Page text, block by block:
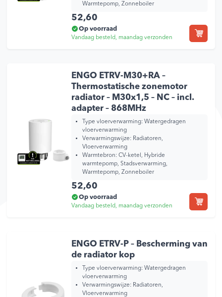
Warmtepomp, Zonneboiler
52,60
Op voorraad
Vandaag besteld, maandag verzonden
ENGO ETRV-M30+RA –
Thermostatische zonemotor
radiator – M30x1,5 – NC – incl.
adapter – 868MHz
Type vloerverwarming: Watergedragen
vloerverwarming
Verwarmingswijze: Radiatoren,
Vloerverwarming
Warmtebron: CV-ketel, Hybride
warmtepomp, Stadsverwarming,
Warmtepomp, Zonneboiler
52,60
Op voorraad
Vandaag besteld, maandag verzonden
ENGO ETRV-P – Bescherming van
de radiator kop
Type vloerverwarming: Watergedragen
vloerverwarming
Verwarmingswijze: Radiatoren,
Vloerverwarming